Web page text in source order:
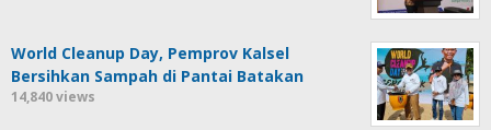
World Cleanup Day, Pemprov Kalsel
Bersihkan Sampah di Pantai Batakan
14,840 views